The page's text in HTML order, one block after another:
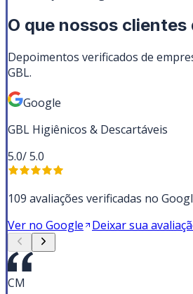
O que nossos clientes
Depoimentos verificados de
GBL.
Google
GBL Higiênicos & Descartáveis
5.0/ 5.0
109 avaliações verificadas no
Ver no Google
Deixar sua
CM